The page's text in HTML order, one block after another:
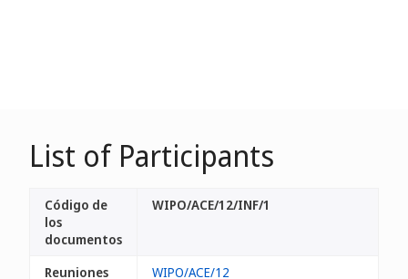
List of Participants
Código de
los
documentos
WIPO/ACE/12/INF/1
Reuniones
WIPO/ACE/12